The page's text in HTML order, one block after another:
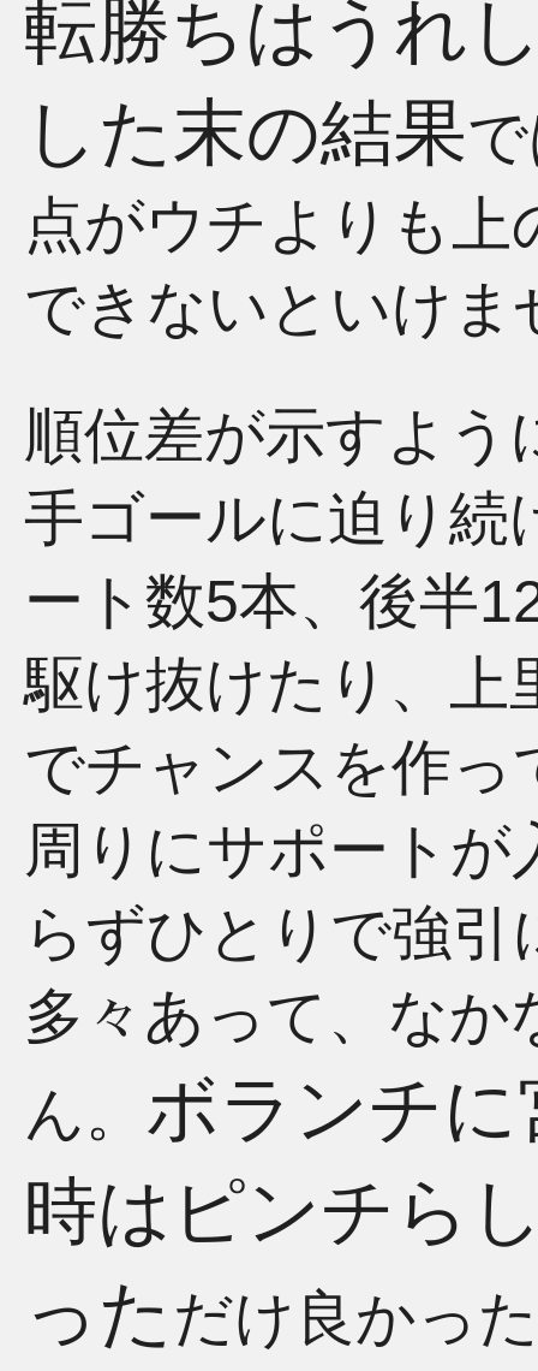
転勝ちはうれ
した末の結果
点がウチよりも
できないといけま
順位差が示すよう
手ゴールに迫り続
ート数5本、後半
駆け抜けたり、上
でチャンスを作
周りにサポート
らずひとりで強
多々あって、なか
ん。 ボランチ
時はピンチら
った だけ良かっ